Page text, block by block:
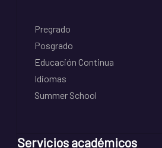
Pregrado
Posgrado
Educación Continua
Idiomas
Summer School
Servicios académicos